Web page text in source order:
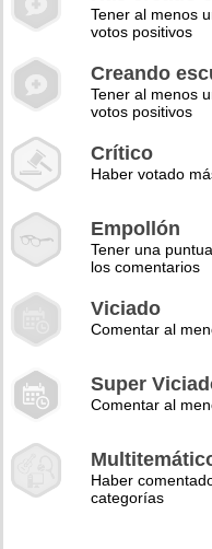
Tener al menos
votos positivos
Creando
Tener al menos
votos positivos
Crítico
Haber votado
Empollón
Tener una
los comentarios
Viciado
Comentar al
Super
Comentar al
Haber
categorías